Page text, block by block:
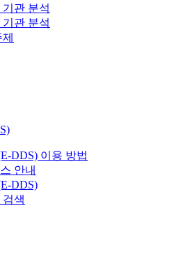
관 분석
관 분석
DDS) 이용 방법
안내
DDS)
색